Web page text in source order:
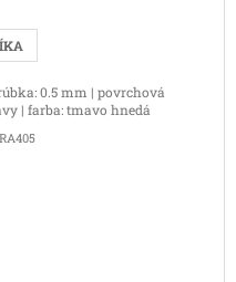
0.5 mm | povrchová
| farba: tmavo hnedá